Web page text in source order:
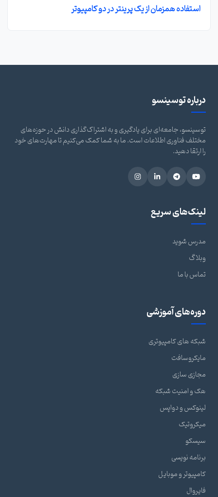
استفاده همزمان از یک پرینتر در دو کامپیوتر
درباره توسینسو
توسینسو، جامعه‌ای برای یادگیری و به اشتراک‌گذاری دانش در حوزه‌های
مختلف فناوری اطلاعات است. ما به شما کمک می‌کنیم تا مهارت‌های خود
را ارتقا دهید.
لینک‌های سریع
مدرس شوید
وبلاگ
تماس با ما
دوره‌های آموزشی
شبکه های کامپیوتری
مایکروسافت
مجازی سازی
هک و امنیت شبکه
لینوکس و دواپس
میکروتیک
سیسکو
برنامه نویسی
کامپیوتر و موبایل
فایروال